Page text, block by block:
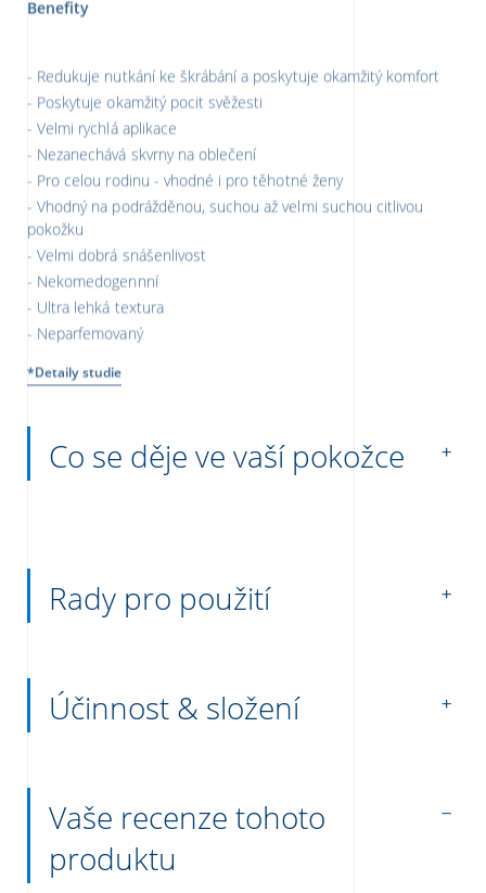
Redukuje nutkání ke škrábání a poskytuje okamžitý komfort
Poskytuje okamžitý pocit svěžesti
Velmi rychlá aplikace
Nezanechává skvrny na oblečení
Pro celou rodinu - vhodné i pro těhotné ženy
Vhodný na podrážděnou, suchou až velmi suchou citlivou
pokožku
Velmi dobrá snášenlivost
Nekomedogennní
Ultra lehká textura
Neparfemovaný
Co se děje ve vaší pokožce
Rady pro použití
Účinnost & složení
Vaše recenze tohoto
produktu